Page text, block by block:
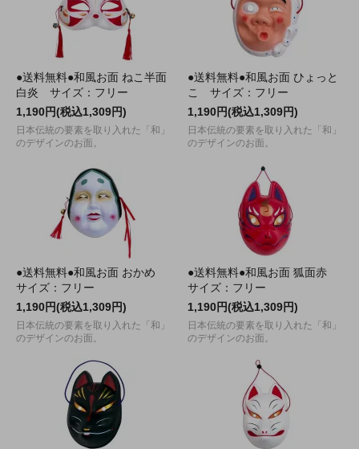
●送料無料●和風お面 ねこ半面
白炎 サイズ：フリー
1,190円(税込1,309円)
日本伝統の要素を取り入れた「和」
のデザインのお面。
●送料無料●和風お面 ひょっと
こ サイズ：フリー
1,190円(税込1,309円)
日本伝統の要素を取り入れた「和」
のデザインのお面。
●送料無料●和風お面 おかめ
サイズ：フリー
1,190円(税込1,309円)
日本伝統の要素を取り入れた「和」
のデザインのお面。
●送料無料●和風お面 狐面赤
サイズ：フリー
1,190円(税込1,309円)
日本伝統の要素を取り入れた「和」
のデザインのお面。